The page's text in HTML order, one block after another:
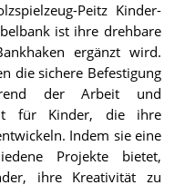
Peitz Kinder-
ist ihre drehbare
ergänzt wird.
die sichere Befestigung
der Arbeit und
für Kinder, die ihre
Indem sie eine
Projekte bietet,
ihre Kreativität zu